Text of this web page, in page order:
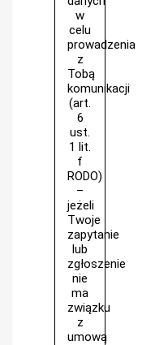
w
celu
prowadzenia
z
Tobą
komunikacji
(art.
6
ust.
1 lit.
f
RODO)
–
jeżeli
Twoje
zapytanie
lub
zgłoszenie
nie
ma
związku
z
umową